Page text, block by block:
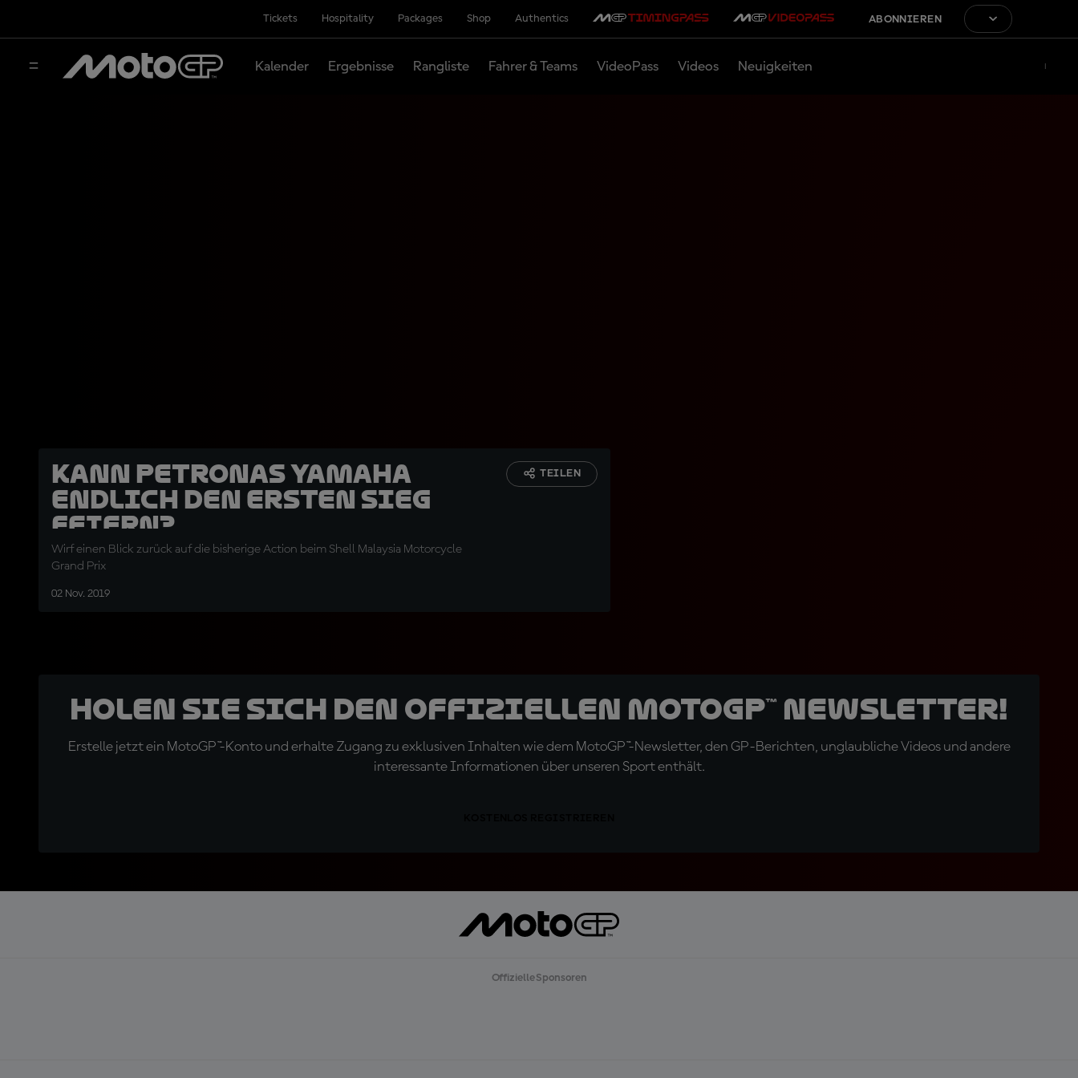
Tickets Hospitality Packages Shop Authentics ABONNIEREN
Kalender Ergebnisse Rangliste Fahrer & Teams VideoPass Videos Neuigkeiten
Kann Petronas Yamaha
endlich den ersten Sieg
feiern?
Wirf einen Blick zurück auf die bisherige Action beim Shell Malaysia Motorcycle
Grand Prix
02 Nov. 2019
TEILEN
Holen Sie sich den offiziellen MotoGP™ Newsletter!
Erstelle jetzt ein MotoGP™-Konto und erhalte Zugang zu exklusiven Inhalten wie dem MotoGP™-Newsletter, den GP-Berichten, unglaubliche Videos und andere
interessante Informationen über unseren Sport enthält.
Offizielle Sponsoren